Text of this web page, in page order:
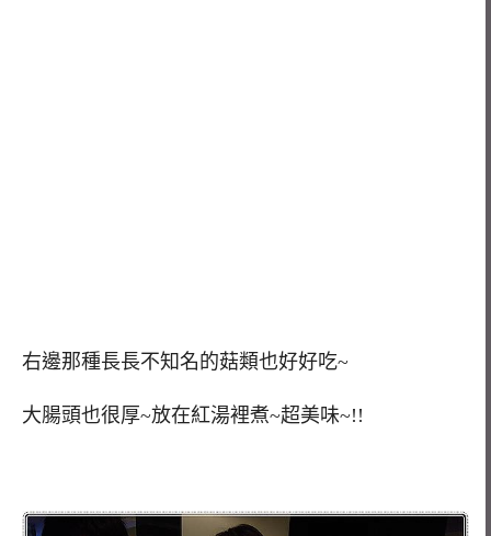
右邊那種長長不知名的菇類也好好吃~
大腸頭也很厚~放在紅湯裡煮~超美味~!!